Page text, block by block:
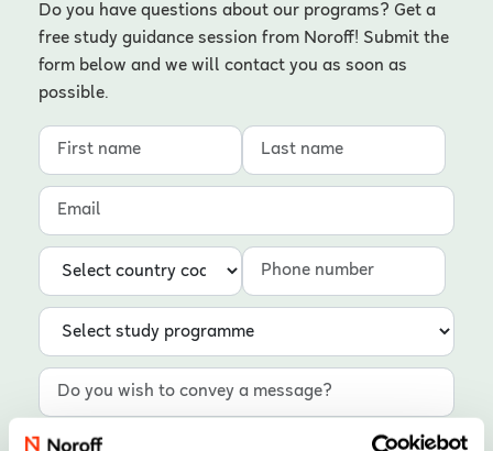
Do you have questions about our programs? Get a
free study guidance session from Noroff! Submit the
form below and we will contact you as soon as
possible.
First name
Last name
Email
Country code
Phone number
Study programme
Message
Subscribe to Newsletter